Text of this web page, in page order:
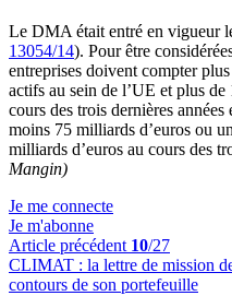
Le DMA était entré en vigueur
13054/14). Pour être
entreprises doivent compter
actifs au sein de l’UE et plus
cours des trois dernières
moins 75 milliards d’euros ou
milliards d’euros au cours des
Mangin)
Je me connecte
Je m'abonne
Article précédent 10/27
CLIMAT : la lettre de mission
contours de son portefeuille